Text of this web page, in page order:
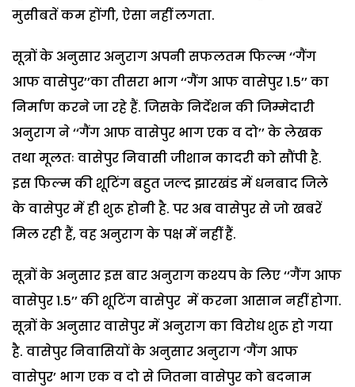
मुसीबतें कम होंगी, ऐसा नहीं लगता.
सूत्रों के अनुसार अनुराग अपनी सफलतम फिल्म ‘‘गैंग
आफ वासेपुर’’का तीसरा भाग ‘‘गैंग आफ वासेपुर 1.5’’ का
निर्माण करने जा रहे हैं. जिसके निर्देशन की जिम्मेदारी
अनुराग ने ‘‘गैंग आफ वासेपुर भाग एक व दो’’ के लेखक
तथा मूलतः वासेपुर निवासी जीशान कादरी को सौंपी है.
इस फिल्म की शूटिंग बहुत जल्द झारखंड में धनबाद जिले
के वासेपुर में ही शुरू होनी है. पर अब वासेपुर से जो खबरें
मिल रही हैं, वह अनुराग के पक्ष में नहीं हैं.
सूत्रों के अनुसार इस बार अनुराग कश्यप के लिए ‘‘गैंग आफ
वासेपुर 1.5’’ की शूटिंग वासेपुर में करना आसान नहीं होगा.
सूत्रों के अनुसार वासेपुर में अनुराग का विरोध शुरू हो गया
है. वासेपुर निवासियों के अनुसार अनुराग ‘गैंग आफ
वासेपुर’ भाग एक व दो से जितना वासेपुर को बदनाम